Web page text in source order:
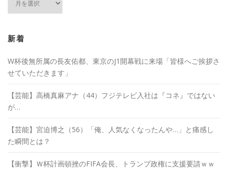
ブ
新着
W杯後無所属の長友佑都、東京のJ1開幕戦に来場「皆様へご挨拶さ
せていただきます」
【芸能】高橋真麻アナ（44）フジテレビ入社は『コネ』ではない
が…
【芸能】宮迫博之（56）「俺、人気なくなったんや…」と痛感し
た瞬間とは？
【衝撃】Ｗ杯計画頓挫のFIFA会長、トランプ政権に支援要請ｗｗ